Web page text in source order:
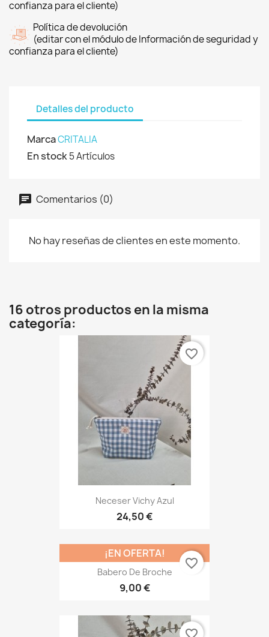
confianza para el cliente)
Política de devolución
(editar con el módulo de Información de seguridad y
confianza para el cliente)
Detalles del producto
MarcaCRITALIA
En stock5 Artículos
Comentarios (0)
No hay reseñas de clientes en este momento.
16 otros productos en la misma
categoría:
Neceser Vichy Azul
24,50 €
favorite_border
Babero De Broche
9,00 €
¡EN OFERTA!
favorite_border
favorite_border